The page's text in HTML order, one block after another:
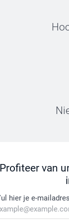
Profiteer van
hier je e-